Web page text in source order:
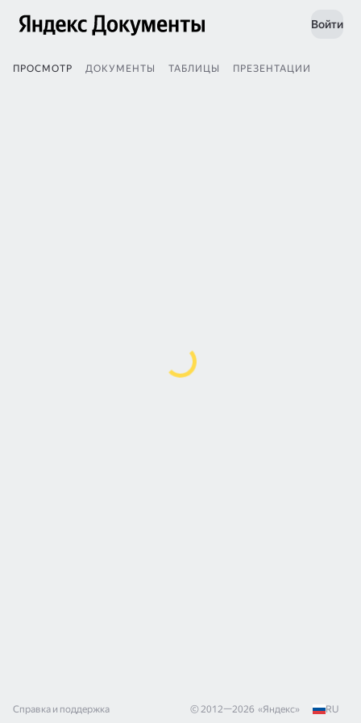
Войти
ПРОСМОТР ДОКУМЕНТЫ ТАБЛИЦЫ ПРЕЗЕНТАЦИИ
Справка и поддержка © 2012—2026 «Яндекс» RU